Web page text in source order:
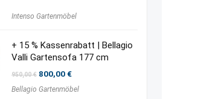
Intenso Gartenmöbel
+ 15 % Kassenrabatt | Bellagio
Valli Gartensofa 177 cm
950,00€ Ursprünglicher
war:
800,00€Aktueller
ist:
Bellagio Gartenmöbel